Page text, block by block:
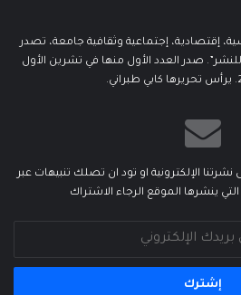
إقتصادية، إجتماعية وثقافية جامعة، تصدر
صدر العدد الأول منها في تشرين الأول
الإلكترونية او تود ان تصلك تنبيهات عبر
ينشرها الموقع الرجاء الاشتراك